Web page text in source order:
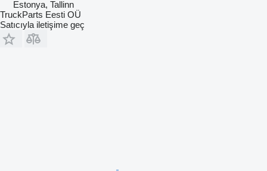
Estonya, Tallinn
TruckParts Eesti OÜ
Satıcıyla iletişime geç